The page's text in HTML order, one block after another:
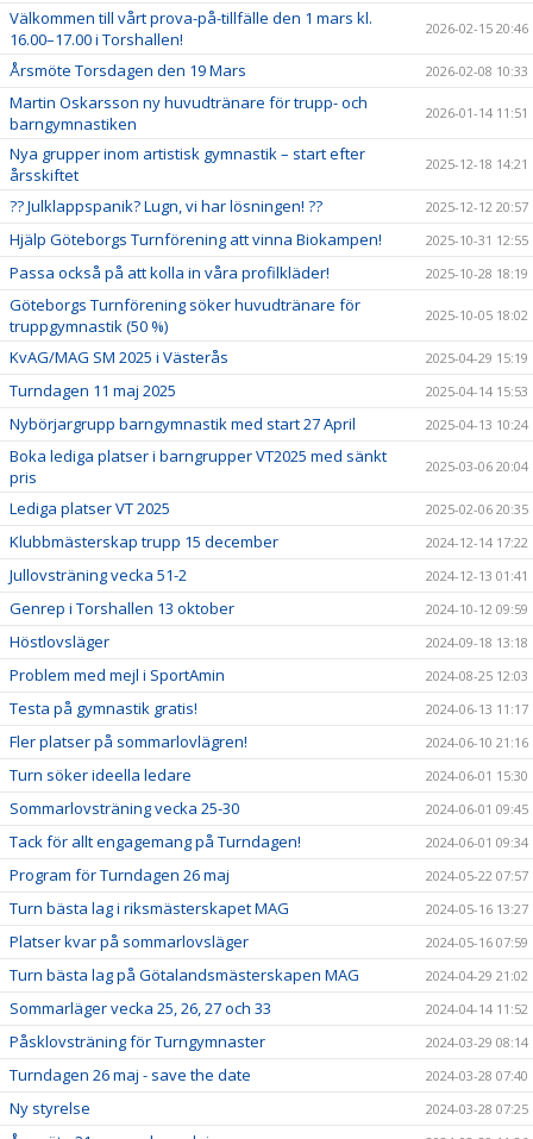
Välkommen till vårt prova-på-tillfälle den 1 mars kl.
16.00–17.00 i Torshallen!
2026-02-15 20:46
Årsmöte Torsdagen den 19 Mars 2026-02-08 10:33
Martin Oskarsson ny huvudtränare för trupp- och
barngymnastiken
2026-01-14 11:51
Nya grupper inom artistisk gymnastik – start efter
årsskiftet
2025-12-18 14:21
?? Julklappspanik? Lugn, vi har lösningen! ?? 2025-12-12 20:57
Hjälp Göteborgs Turnförening att vinna Biokampen! 2025-10-31 12:55
Passa också på att kolla in våra profilkläder! 2025-10-28 18:19
Göteborgs Turnförening söker huvudtränare för
truppgymnastik (50 %)
2025-10-05 18:02
KvAG/MAG SM 2025 i Västerås 2025-04-29 15:19
Turndagen 11 maj 2025 2025-04-14 15:53
Nybörjargrupp barngymnastik med start 27 April 2025-04-13 10:24
Boka lediga platser i barngrupper VT2025 med sänkt
pris
2025-03-06 20:04
Lediga platser VT 2025 2025-02-06 20:35
Klubbmästerskap trupp 15 december 2024-12-14 17:22
Jullovsträning vecka 51-2 2024-12-13 01:41
Genrep i Torshallen 13 oktober 2024-10-12 09:59
Höstlovsläger 2024-09-18 13:18
Problem med mejl i SportAmin 2024-08-25 12:03
Testa på gymnastik gratis! 2024-06-13 11:17
Fler platser på sommarlovlägren! 2024-06-10 21:16
Turn söker ideella ledare 2024-06-01 15:30
Sommarlovsträning vecka 25-30 2024-06-01 09:45
Tack för allt engagemang på Turndagen! 2024-06-01 09:34
Program för Turndagen 26 maj 2024-05-22 07:57
Turn bästa lag i riksmästerskapet MAG 2024-05-16 13:27
Platser kvar på sommarlovsläger 2024-05-16 07:59
Turn bästa lag på Götalandsmästerskapen MAG 2024-04-29 21:02
Sommarläger vecka 25, 26, 27 och 33 2024-04-14 11:52
Påsklovsträning för Turngymnaster 2024-03-29 08:14
Turndagen 26 maj - save the date 2024-03-28 07:40
Ny styrelse 2024-03-28 07:25